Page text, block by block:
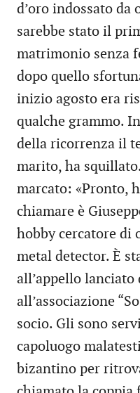
d’oro indossato da
sarebbe stato il
matrimonio senza
dopo quello
inizio agosto era
qualche grammo.
della ricorrenza il
marito, ha
marcato: «Pronto,
chiamare è
hobby cercatore
metal detector. È
all’appello lanciato
all’associazione
socio. Gli sono
capoluogo
bizantino per